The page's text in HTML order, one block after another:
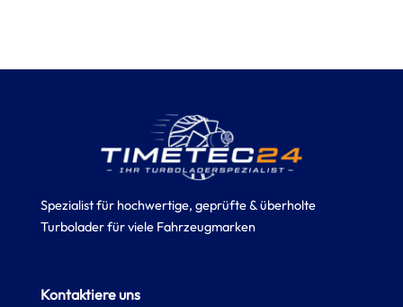
Spezialist für hochwertige, geprüfte & überholte
Turbolader für viele Fahrzeugmarken
Kontaktiere uns